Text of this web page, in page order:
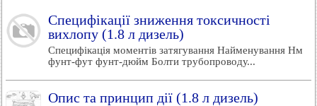
Специфікації зниження токсичності
вихлопу (1.8 л дизель)
Специфікація моментів затягування Найменування Нм
фунт-фут фунт-дюйм Болти трубопроводу...
Опис та принцип дії (1.8 л дизель)